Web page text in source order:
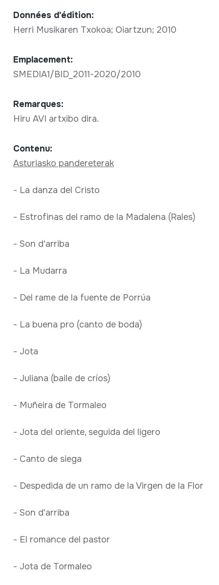
Données d'édition:
Herri Musikaren Txokoa; Oiartzun; 2010
Emplacement:
SMEDIA1/BID_2011-2020/2010
Remarques:
Hiru AVI artxibo dira.
Contenu:
Asturiasko pandereterak
- La danza del Cristo
- Estrofinas del ramo de la Madalena (Rales)
- Son d'arriba
- La Mudarra
- Del rame de la fuente de Porrúa
- La buena pro (canto de boda)
- Jota
- Juliana (baile de críos)
- Muñeira de Tormaleo
- Jota del oriente, seguida del ligero
- Canto de siega
- Despedida de un ramo de la Virgen de la Flor
- Son d'arriba
- El romance del pastor
- Jota de Tormaleo